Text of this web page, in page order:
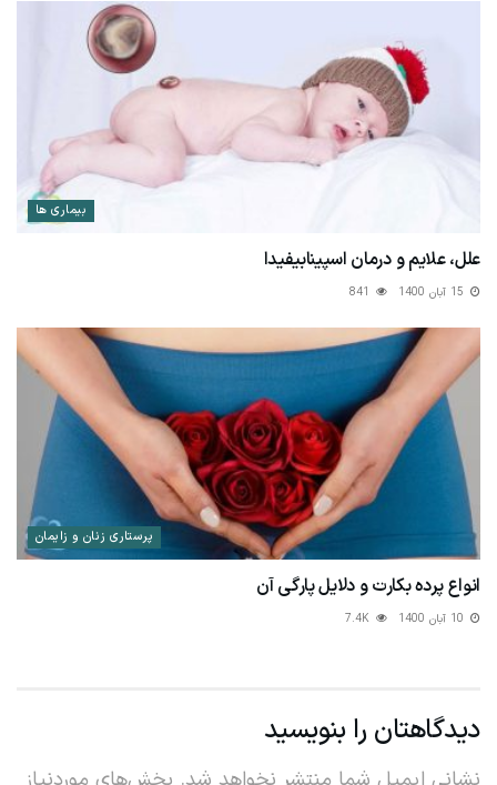
بیماری ها
علل، علایم و درمان اسپینابیفیدا
پرستاری زنان و زايمان
انواع پرده بکارت و دلایل پارگی آن
دیدگاهتان را بنویسید